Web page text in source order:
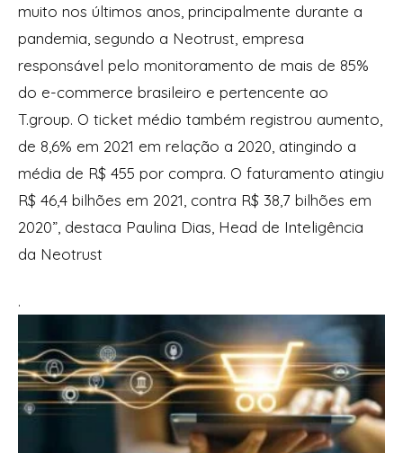
muito nos últimos anos, principalmente durante a
pandemia, segundo a Neotrust, empresa
responsável pelo monitoramento de mais de 85%
do e-commerce brasileiro e pertencente ao
T.group. O ticket médio também registrou aumento,
de 8,6% em 2021 em relação a 2020, atingindo a
média de R$ 455 por compra. O faturamento atingiu
R$ 46,4 bilhões em 2021, contra R$ 38,7 bilhões em
2020”, destaca Paulina Dias, Head de Inteligência
da Neotrust
.